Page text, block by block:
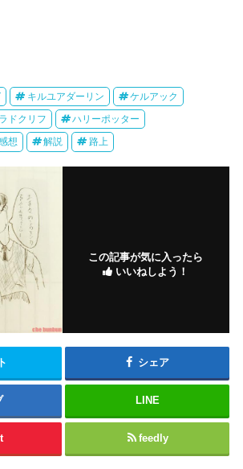
キルユアダーリン ケルアック
ドクリフ ハリーポッター
想 解説 路上
この記事が気に入ったら
いいねしよう！
シェア
LINE
feedly